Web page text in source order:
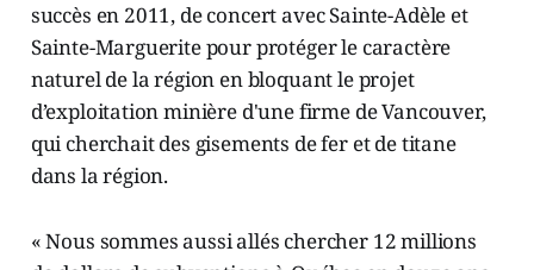
succès en 2011, de concert avec Sainte-Adèle et
Sainte-Marguerite pour protéger le caractère
naturel de la région en bloquant le projet
d’exploitation minière d'une firme de Vancouver,
qui cherchait des gisements de fer et de titane
dans la région.
« Nous sommes aussi allés chercher 12 millions